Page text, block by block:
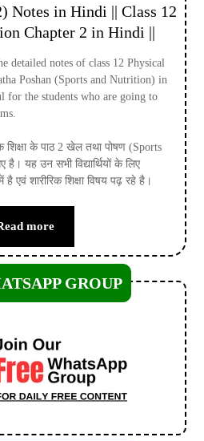
Notes in Hindi || Class 12
Chapter 2 in Hindi ||
detailed notes of class 12 Physical
Poshan (Sports and Nutrition) in
for the students who are going to
शिक्षा के पाठ 2 खेल तथा पोषण (Sports
यह उन सभी विद्यार्थियों के लिए
एवं शारीरिक शिक्षा विषय पढ़ रहे है।
more
GROUP